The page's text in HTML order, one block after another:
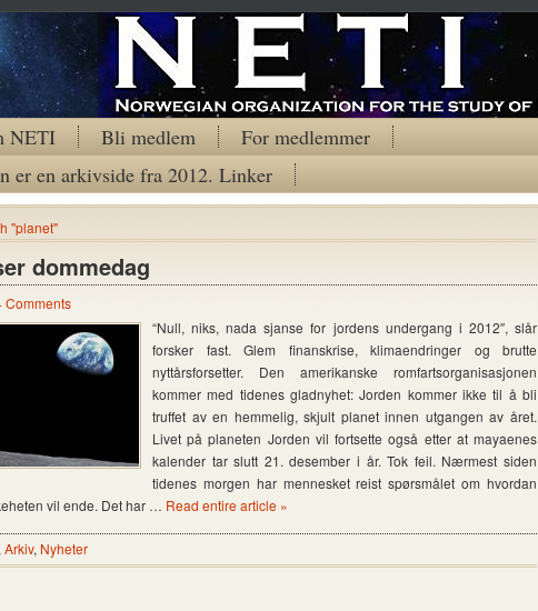
NETI Bli medlem
For medlemmer
er en arkivside fra 2012. Linker
"planet"
dommedag
Comments
“Null, niks, nada sjanse for jordens undergang i 2012″, slår
forsker fast. Glem finanskrise, klimaendringer og brutte
nyttårsforsetter. Den amerikanske romfartsorganisasjonen
kommer med tidenes gladnyhet: Jorden kommer ikke til å bli
truffet av en hemmelig, skjult planet innen utgangen av året.
Livet på planeten Jorden vil fortsette også etter at mayaenes
kalender tar slutt 21. desember i år. Tok feil. Nærmest siden
tidenes morgen har mennesket reist spørsmålet om hvordan
vil ende. Det har … Read entire article »
Arkiv, Nyheter